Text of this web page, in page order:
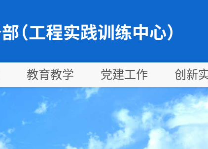
教育教学 党建工作 创新